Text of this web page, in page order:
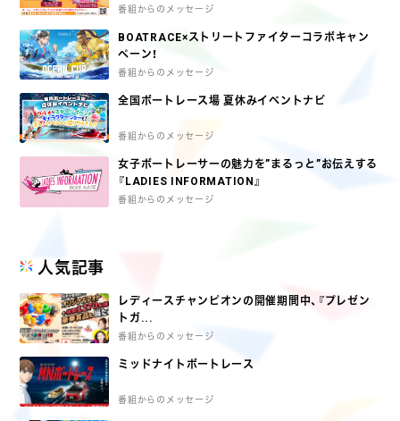
番組からのメッセージ
BOATRACE×ストリートファイターコラボキャン
ペーン！
番組からのメッセージ
全国ボートレース場 夏休みイベントナビ
番組からのメッセージ
女子ボートレーサーの魅力を”まるっと”お伝えする
『LADIES INFORMATION』
番組からのメッセージ
人気記事
レディースチャンピオンの開催期間中、『プレゼン
トガ...
番組からのメッセージ
ミッドナイトボートレース
番組からのメッセージ